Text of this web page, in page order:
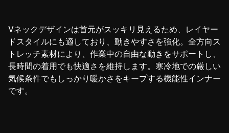
Vネックデザインは首元がスッキリ見えるため、レイヤー
ドスタイルにも適しており、動きやすさを強化。全方向ス
トレッチ素材により、作業中の自由な動きをサポートし、
長時間の着用でも快適さを維持します。寒冷地での厳しい
気候条件でもしっかり暖かさをキープする機能性インナー
です。